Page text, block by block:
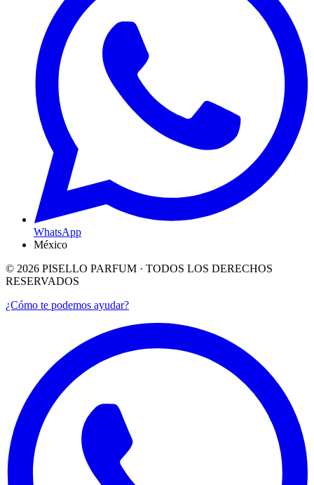
WhatsApp
México
© 2026 PISELLO PARFUM · TODOS LOS DERECHOS
RESERVADOS
¿Cómo te podemos ayudar?